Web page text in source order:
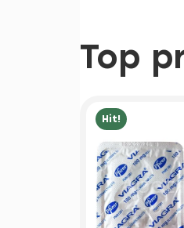
Top
Hit!